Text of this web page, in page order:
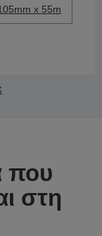
x 55m
που
στη